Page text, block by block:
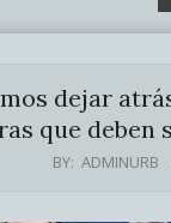
dejar
que deben
BY: ADMINURB